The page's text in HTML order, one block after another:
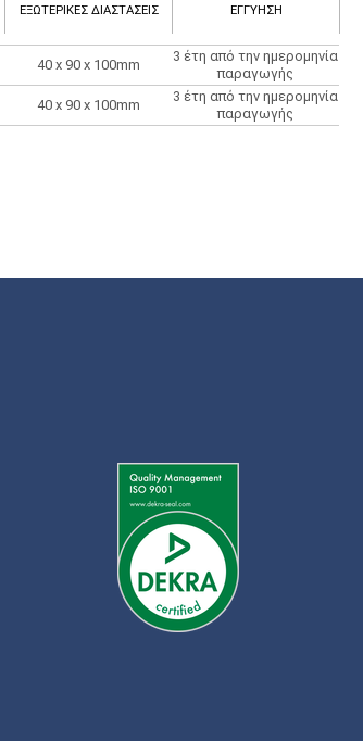
ΕΞΩΤΕΡΙΚΈΣ ΔΙΑΣΤΆΣΕΙΣ ΕΓΓΎΗΣΗ
40 x 90 x 100mm
3 έτη από την ημερομηνία
παραγωγής
40 x 90 x 100mm
3 έτη από την ημερομηνία
παραγωγής